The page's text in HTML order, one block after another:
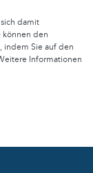
damit
können den
indem Sie auf den
Informationen